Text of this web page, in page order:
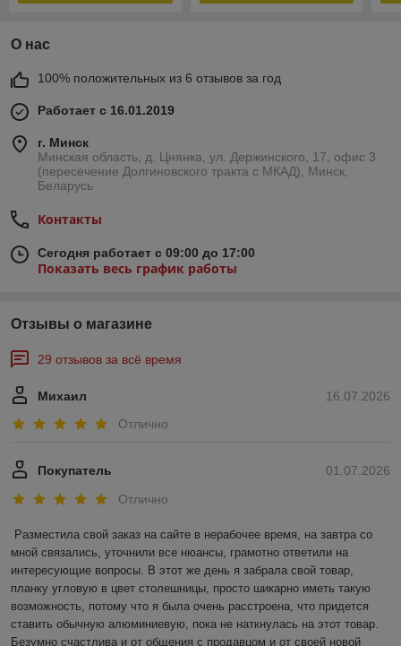
О нас
100% положительных из 6 отзывов за год
Работает с 16.01.2019
г. Минск
Минская область, д. Цнянка, ул. Держинского, 17, офис 3
(пересечение Долгиновского тракта с МКАД), Минск,
Беларусь
Контакты
Сегодня работает с 09:00 до 17:00
Показать весь график работы
Отзывы о магазине
29 отзывов за всё время
16.07.2026
Михаил
Отлично
01.07.2026
Покупатель
Отлично
Разместила свой заказ на сайте в нерабочее время, на завтра со
мной связались, уточнили все нюансы, грамотно ответили на
интересующие вопросы. В этот же день я забрала свой товар,
планку угловую в цвет столешницы, просто шикарно иметь такую
возможность, потому что я была очень расстроена, что придется
ставить обычную алюминиевую, пока не наткнулась на этот товар.
Безумно счастлива и от общения с продавцом и от своей новой